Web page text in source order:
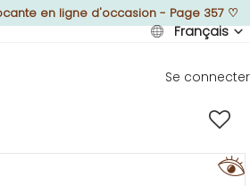
en ligne d'occasion - Page 357♡
Français
Se connecter